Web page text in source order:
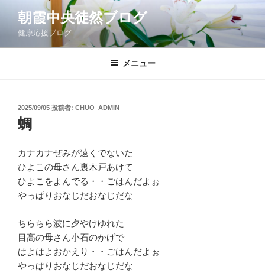
ン
朝霞中央徒然ブログ
健康応援ブログ
メニュー
投
稿
日:
2025/09/05 投稿者: CHUO_ADMIN
蜩
カナカナぜみが遠くでないた
ひよこの母さん裏木戸あけて
ひよこをよんでる・・ごはんだよぉ
やっぱりおなじだおなじだな
ちらちら波に夕やけゆれた
目高の母さん小石のかげで
はよはよおかえり・・ごはんだよぉ
やっぱりおなじだおなじだな